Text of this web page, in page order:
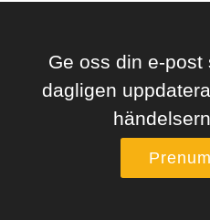
Ge oss din e-
dagligen